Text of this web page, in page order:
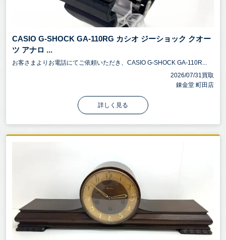
CASIO G-SHOCK GA-110RG カシオ ジーショック クオー
ツ アナロ ...
お客さまよりお電話にてご依頼いただき、CASIO G-SHOCK GA-110R...
2026/07/31買取
錬金堂 町田店
詳しく見る